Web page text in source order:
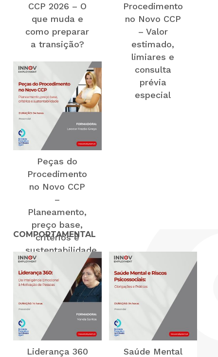
CCP 2026 – O
que muda e
como preparar
a transição?
Procedimento
no Novo CCP
– Valor
estimado,
limiares e
consulta
prévia
especial
Peças do
Procedimento
no Novo CCP
–
Planeamento,
preço base,
critérios e
sustentabilidade
COMPORTAMENTAL
Liderança 360
Saúde Mental